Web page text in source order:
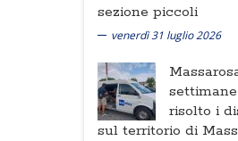
sezione piccoli
venerdì 31 luglio 2026
risolto i
sul territorio di